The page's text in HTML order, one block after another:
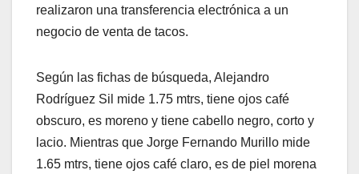
realizaron una transferencia electrónica a un
negocio de venta de tacos.
Según las fichas de búsqueda, Alejandro
Rodríguez Sil mide 1.75 mtrs, tiene ojos café
obscuro, es moreno y tiene cabello negro, corto y
lacio. Mientras que Jorge Fernando Murillo mide
1.65 mtrs, tiene ojos café claro, es de piel morena